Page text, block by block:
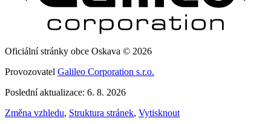
Oficiální stránky obce Oskava © 2026
Provozovatel Galileo Corporation s.r.o.
Poslední aktualizace: 6. 8. 2026
Změna vzhledu, Struktura stránek, Vytisknout